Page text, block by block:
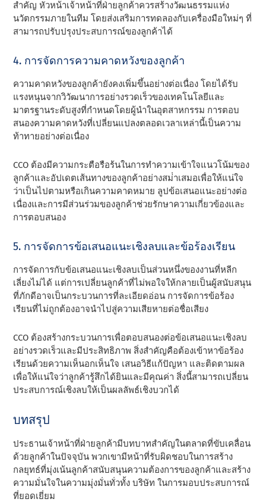
สําคัญ หัวหน้าเจ้าหน้าที่ฝ่ายลูกค้าควรสร้างวัฒนธรรมแห่ง
นวัตกรรมภายในทีม โดยส่งเสริมการทดลองกับเครื่องมือใหม่ๆ ที่
สามารถปรับปรุงประสบการณ์ของลูกค้าได้
4. การจัดการความคาดหวังของลูกค้า
ความคาดหวังของลูกค้ายังคงเพิ่มขึ้นอย่างต่อเนื่อง โดยได้รับ
แรงหนุนจากวิวัฒนาการอย่างรวดเร็วของเทคโนโลยีและ
มาตรฐานระดับสูงที่กําหนดโดยผู้นําในอุตสาหกรรม การตอบ
สนองความคาดหวังที่เปลี่ยนแปลงตลอดเวลาเหล่านี้เป็นความ
ท้าทายอย่างต่อเนื่อง
CCO ต้องมีความกระตือรือร้นในการทําความเข้าใจแนวโน้มของ
ลูกค้าและอัปเดตเส้นทางของลูกค้าอย่างสม่ําเสมอเพื่อให้แน่ใจ
ว่าเป็นไปตามหรือเกินความคาดหมาย ลูปข้อเสนอแนะอย่างต่อ
เนื่องและการมีส่วนร่วมของลูกค้าช่วยรักษาความเกี่ยวข้องและ
การตอบสนอง
5. การจัดการข้อเสนอแนะเชิงลบและข้อร้องเรียน
การจัดการกับข้อเสนอแนะเชิงลบเป็นส่วนหนึ่งของงานที่หลีก
เลี่ยงไม่ได้ แต่การเปลี่ยนลูกค้าที่ไม่พอใจให้กลายเป็นผู้สนับสนุน
ที่ภักดีอาจเป็นกระบวนการที่ละเอียดอ่อน การจัดการข้อร้อง
เรียนที่ไม่ถูกต้องอาจนําไปสู่ความเสียหายต่อชื่อเสียง
CCO ต้องสร้างกระบวนการเพื่อตอบสนองต่อข้อเสนอแนะเชิงลบ
อย่างรวดเร็วและมีประสิทธิภาพ สิ่งสําคัญคือต้องเข้าหาข้อร้อง
เรียนด้วยความเห็นอกเห็นใจ เสนอวิธีแก้ปัญหา และติดตามผล
เพื่อให้แน่ใจว่าลูกค้ารู้สึกได้ยินและมีคุณค่า สิ่งนี้สามารถเปลี่ยน
ประสบการณ์เชิงลบให้เป็นผลลัพธ์เชิงบวกได้
บทสรุป
ประธานเจ้าหน้าที่ฝ่ายลูกค้ามีบทบาทสําคัญในตลาดที่ขับเคลื่อน
ด้วยลูกค้าในปัจจุบัน พวกเขามีหน้าที่รับผิดชอบในการสร้าง
กลยุทธ์ที่มุ่งเน้นลูกค้าสนับสนุนความต้องการของลูกค้าและสร้าง
ความมั่นใจในความมุ่งมั่นทั่วทั้ง บริษัท ในการมอบประสบการณ์
ที่ยอดเยี่ยม